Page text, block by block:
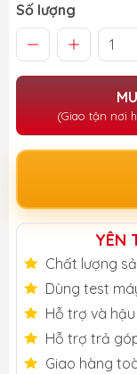
Số lượng
(Giao tận nơi
YÊN
Chất lượng
Dùng test
Hỗ trợ và
Hỗ trợ trả
Giao hàng